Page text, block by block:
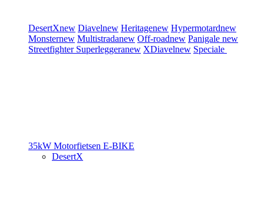
DesertXnew Diavelnew Heritagenew Hypermotardnew
Monsternew Multistradanew Off-roadnew Panigale new
Streetfighter Superleggeranew XDiavelnew Speciale
35kW Motorfietsen E-BIKE
DesertX